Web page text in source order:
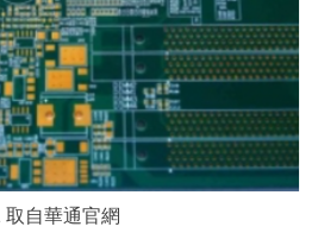
自華通官網